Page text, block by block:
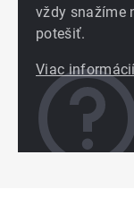
vždy snažíme
potešiť.
Viac